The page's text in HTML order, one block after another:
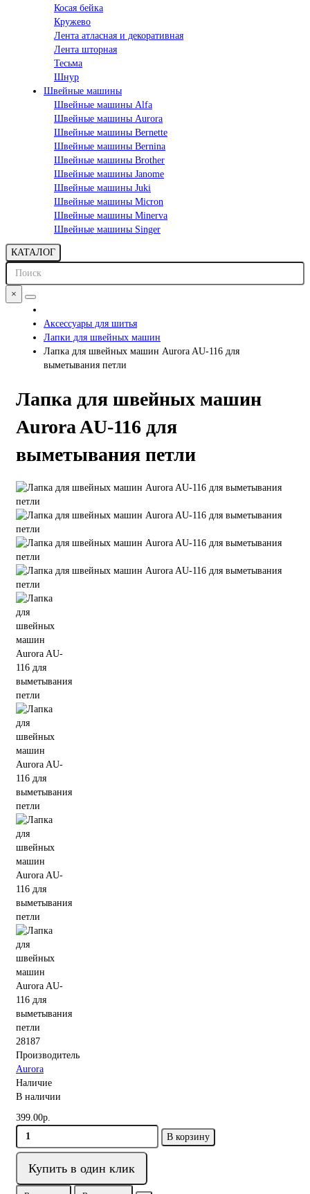
Косая бейка
Кружево
Лента aтласная и декоративная
Лента шторная
Тесьма
Шнур
Швейные машины
Швейные машины Alfa
Швейные машины Aurora
Швейные машины Bernette
Швейные машины Bernina
Швейные машины Brother
Швейные машины Janome
Швейные машины Juki
Швейные машины Micron
Швейные машины Minerva
Швейные машины Singer
КАТАЛОГ
×
Аксессуары для шитья
Лапки для швейных машин
Лапка для швейных машин Aurora AU-116 для
выметывания петли
Лапка для швейных машин
Aurora AU-116 для
выметывания петли
28187
Производитель
Aurora
Наличие
В наличии
399.00р.
В корзину
Купить в один клик